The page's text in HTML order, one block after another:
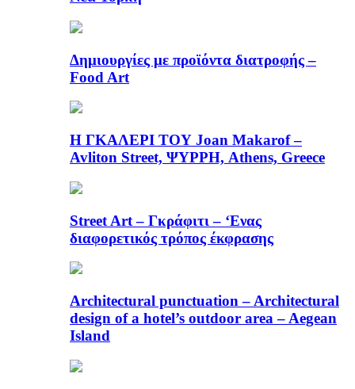
Δημιουργίες με προϊόντα διατροφής –
Food Art
Η ΓΚΑΛΕΡΙ ΤΟΥ Joan Makarof –
Avliton Street, ΨΥΡΡΗ, Athens, Greece
Street Art – Γκράφιτι – ‘Ενας
διαφορετικός τρόπος έκφρασης
Architectural punctuation – Architectural
design of a hotel’s outdoor area – Aegean
Island